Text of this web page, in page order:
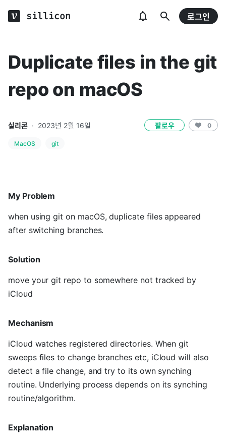
sillicon 로그인
Duplicate files in the git
repo on macOS
실리콘 · 2023년 2월 16일 팔로우 0
MacOS git
My Problem
when using git on macOS, duplicate files appeared
after switching branches.
Solution
move your git repo to somewhere not tracked by
iCloud
Mechanism
iCloud watches registered directories. When git
sweeps files to change branches etc, iCloud will also
detect a file change, and try to its own synching
routine. Underlying process depends on its synching
routine/algorithm.
Explanation